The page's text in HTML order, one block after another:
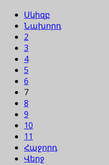
Սկիզբ
Նախորդ
2
3
4
5
6
7
8
9
10
11
Հաջորդ
Վերջ